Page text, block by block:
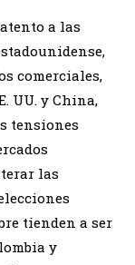
a las
comerciales,
UU. y China,
tensiones
las
tienden a ser
y